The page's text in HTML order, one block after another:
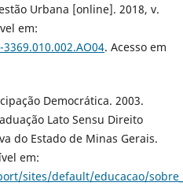
Urbana [online]. 2018, v.
em:
. Acesso em
Democrática. 2003.
Lato Sensu Direito
do Estado de Minas Gerais.
em:
sites/default/educacao/